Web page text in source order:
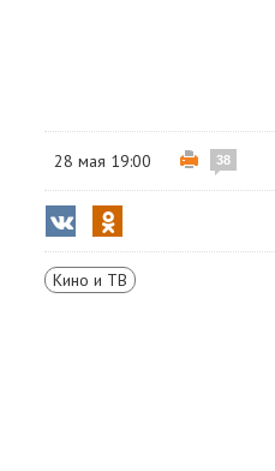
28 мая 19:00 38
Кино и ТВ